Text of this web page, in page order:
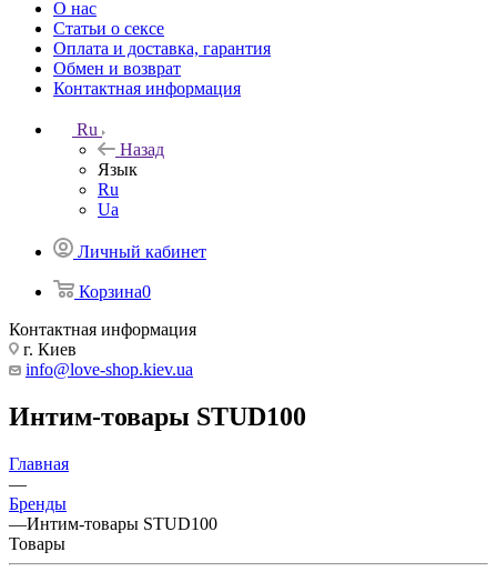
О нас
Статьи о сексе
Оплата и доставка, гарантия
Обмен и возврат
Контактная информация
Ru
Назад
Язык
Ru
Ua
Личный кабинет
Корзина0
Контактная информация
г. Киев
info@love-shop.kiev.ua
Интим-товары STUD100
Главная
—
Бренды
—Интим-товары STUD100
Товары